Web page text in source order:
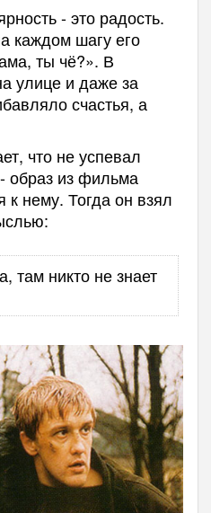
- это радость.
каждом шагу его
ты чё?». В
улице и даже за
счастья, а
что не успевал
образ из фильма
к нему. Тогда он взял
там никто не знает